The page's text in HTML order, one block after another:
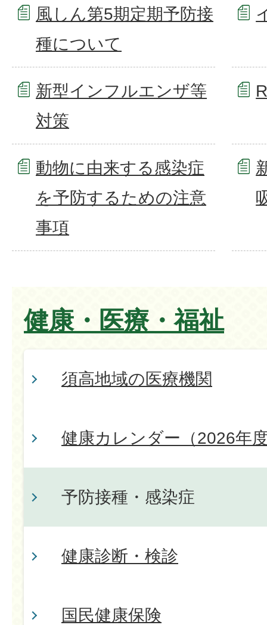
風しん第5期定期予防接
種について
新型インフルエンザ等
対策
動物に由来する感染症
を予防するための注意
事項
健康・医療・福祉
須高地域の医療機関
健康カレンダー（2026年
予防接種・感染症
健康診断・検診
国民健康保険